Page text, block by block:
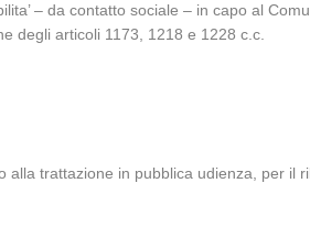
– da contatto sociale – in capo al
degli articoli 1173, 1218 e 1228 c.c.
trattazione in pubblica udienza, per il